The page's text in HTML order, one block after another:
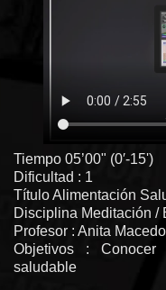
Tiempo 05’00" (0′-15')
Dificultad : 1
Título Alimentación
Disciplina Meditación /
Profesor : Anita Macedo
Objetivos :
saludable